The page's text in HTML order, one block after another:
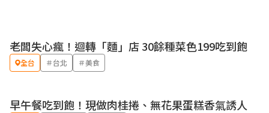
老闆失心瘋！迴轉「麵」店 30餘種菜色199吃到飽
全台 ＃台北 ＃美食
早午餐吃到飽！現做肉桂捲、無花果蛋糕香氣誘人